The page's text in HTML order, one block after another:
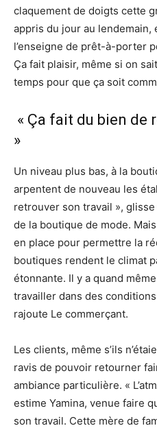
claquement de doigts cette
appris du jour au lendemain,
l’enseigne de prêt-à-porter
Ça fait plaisir, même si on
temps pour que ça soit
« Ça fait du bien de
»
Un niveau plus bas, à la
arpentent de nouveau les
retrouver son travail »,
de la boutique de mode.
en place pour permettre la
boutiques rendent le climat
étonnante. Il y a quand
travailler dans des
rajoute Le commerçant.
Les clients, même s’ils
ravis de pouvoir retourner
ambiance particulière. «
estime Yamina, venue faire
son travail. Cette mère de